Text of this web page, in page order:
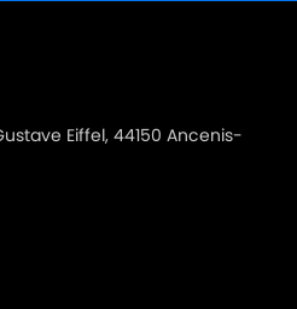
Eiffel, 44150 Ancenis-